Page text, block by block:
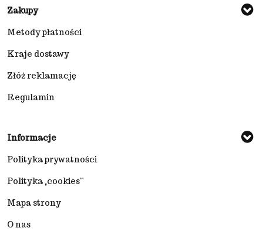
Zakupy
Metody płatności
Kraje dostawy
Złóż reklamację
Regulamin
Informacje
Polityka prywatności
Polityka „cookies”
Mapa strony
O nas